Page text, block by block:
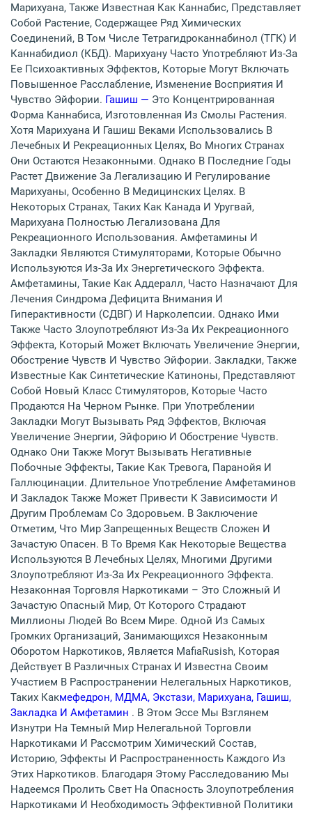
Марихуана, Также Известная Как Каннабис, Представляет
Собой Растение, Содержащее Ряд Химических
Соединений, В Том Числе Тетрагидроканнабинол (ТГК) И
Каннабидиол (КБД). Марихуану Часто Употребляют Из-За
Ее Психоактивных Эффектов, Которые Могут Включать
Повышенное Расслабление, Изменение Восприятия И
Чувство Эйфории. Гашиш — Это Концентрированная
Форма Каннабиса, Изготовленная Из Смолы Растения.
Хотя Марихуана И Гашиш Веками Использовались В
Лечебных И Рекреационных Целях, Во Многих Странах
Они Остаются Незаконными. Однако В Последние Годы
Растет Движение За Легализацию И Регулирование
Марихуаны, Особенно В Медицинских Целях. В
Некоторых Странах, Таких Как Канада И Уругвай,
Марихуана Полностью Легализована Для
Рекреационного Использования. Амфетамины И
Закладки Являются Стимуляторами, Которые Обычно
Используются Из-За Их Энергетического Эффекта.
Амфетамины, Такие Как Аддералл, Часто Назначают Для
Лечения Синдрома Дефицита Внимания И
Гиперактивности (СДВГ) И Нарколепсии. Однако Ими
Также Часто Злоупотребляют Из-За Их Рекреационного
Эффекта, Который Может Включать Увеличение Энергии,
Обострение Чувств И Чувство Эйфории. Закладки, Также
Известные Как Синтетические Катиноны, Представляют
Собой Новый Класс Стимуляторов, Которые Часто
Продаются На Черном Рынке. При Употреблении
Закладки Могут Вызывать Ряд Эффектов, Включая
Увеличение Энергии, Эйфорию И Обострение Чувств.
Однако Они Также Могут Вызывать Негативные
Побочные Эффекты, Такие Как Тревога, Паранойя И
Галлюцинации. Длительное Употребление Амфетаминов
И Закладок Также Может Привести К Зависимости И
Другим Проблемам Со Здоровьем. В Заключение
Отметим, Что Мир Запрещенных Веществ Сложен И
Зачастую Опасен. В То Время Как Некоторые Вещества
Используются В Лечебных Целях, Многими Другими
Злоупотребляют Из-За Их Рекреационного Эффекта.
Незаконная Торговля Наркотиками – Это Сложный И
Зачастую Опасный Мир, От Которого Страдают
Миллионы Людей Во Всем Мире. Одной Из Самых
Громких Организаций, Занимающихся Незаконным
Оборотом Наркотиков, Является MafiaRusish, Которая
Действует В Различных Странах И Известна Своим
Участием В Распространении Нелегальных Наркотиков,
Таких КакМефедрон, МДМА, Экстази, Марихуана, Гашиш,
Закладка И Амфетамин . В Этом Эссе Мы Взглянем
Изнутри На Темный Мир Нелегальной Торговли
Наркотиками И Рассмотрим Химический Состав,
Историю, Эффекты И Распространенность Каждого Из
Этих Наркотиков. Благодаря Этому Расследованию Мы
Надеемся Пролить Свет На Опасность Злоупотребления
Наркотиками И Необходимость Эффективной Политики